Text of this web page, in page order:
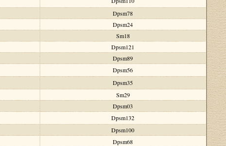
Dpsm78
Dpsm24
Sm18
Dpsm121
Dpsm89
Dpsm56
Dpsm35
Sm29
Dpsm03
Dpsm132
Dpsm100
Dpsm68